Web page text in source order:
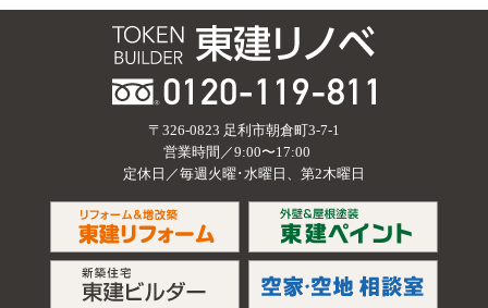
〒326-0823 足利市朝倉町3-7-1
営業時間／9:00〜17:00
定休日／毎週火曜･水曜日、第2木曜日